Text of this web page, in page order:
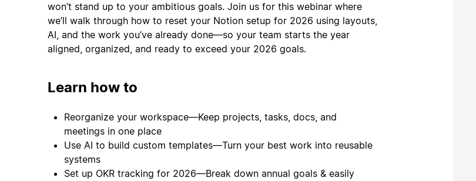
won’t stand up to your ambitious goals. Join us for this webinar where
we’ll walk through how to reset your Notion setup for 2026 using layouts,
AI, and the work you’ve already done—so your team starts the year
aligned, organized, and ready to exceed your 2026 goals.
Learn how to
Reorganize your workspace—Keep projects, tasks, docs, and
meetings in one place
Use AI to build custom templates—Turn your best work into reusable
systems
Set up OKR tracking for 2026—Break down annual goals & easily